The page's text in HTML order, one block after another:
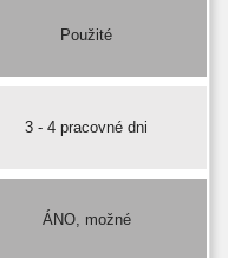
Použité
3 - 4 pracovné dni
ÁNO, možné